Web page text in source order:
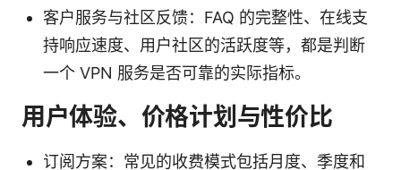
客户服务与社区反馈：FAQ 的完整性、在线支
持响应速度、用户社区的活跃度等，都是判断
一个 VPN 服务是否可靠的实际指标。
用户体验、价格计划与性价比
订阅方案：常见的收费模式包括月度、季度和